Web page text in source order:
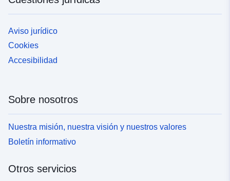
Aviso jurídico
Cookies
Accesibilidad
Sobre nosotros
Nuestra misión, nuestra visión y nuestros valores
Boletín informativo
Otros servicios